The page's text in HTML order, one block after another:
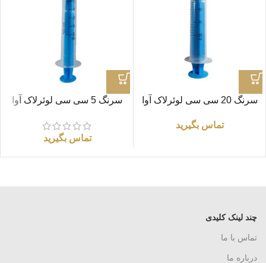
سرنگ 20 سی سی لوئرلاک آوا
تماس بگیرید
سرنگ 5 سی سی لوئرلاک آوا
تماس بگیرید
چند لینک کلیدی
تماس با ما
درباره ما